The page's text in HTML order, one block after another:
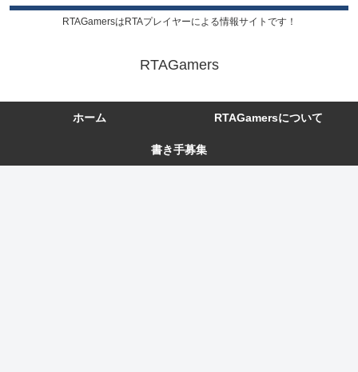
RTAGamersはRTAプレイヤーによる情報サイトです！
RTAGamers
ホーム RTAGamersについて
書き手募集